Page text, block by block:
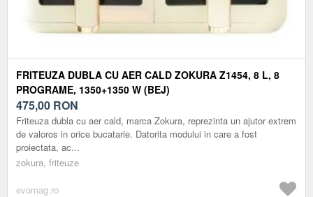
FRITEUZA DUBLA CU AER CALD ZOKURA Z1454, 8 L, 8
PROGRAME, 1350+1350 W (BEJ)
475,00 RON
Friteuza dubla cu aer cald, marca Zokura, reprezinta un ajutor extrem
de valoros in orice bucatarie. Datorita modului in care a fost
proiectata, ac...
zokura, friteuze
evomag.ro